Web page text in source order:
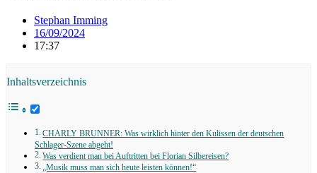
Stephan Imming
16/09/2024
17:37
Inhaltsverzeichnis
CHARLY BRUNNER: Was wirklich hinter den Kulissen der deutschen
Schlager-Szene abgeht!
Was verdient man bei Auftritten bei Florian Silbereisen?
„Musik muss man sich heute leisten können!“